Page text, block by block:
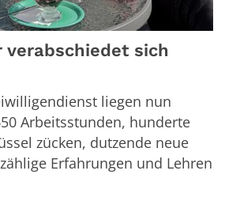
verabschiedet sich
liegen nun
Arbeitsstunden, hunderte
zücken, dutzende neue
Erfahrungen und Lehren